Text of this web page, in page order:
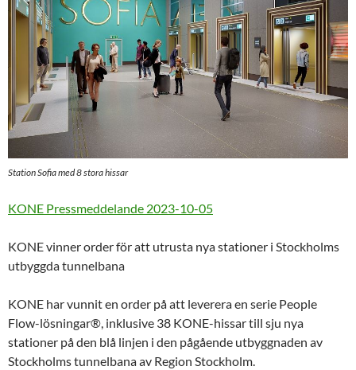
Station Sofia med 8 stora hissar
KONE Pressmeddelande 2023-10-05
KONE vinner order för att utrusta nya stationer i Stockholms
utbyggda tunnelbana
KONE har vunnit en order på att leverera en serie People
Flow-lösningar®, inklusive 38 KONE-hissar till sju nya
stationer på den blå linjen i den pågående utbyggnaden av
Stockholms tunnelbana av Region Stockholm.